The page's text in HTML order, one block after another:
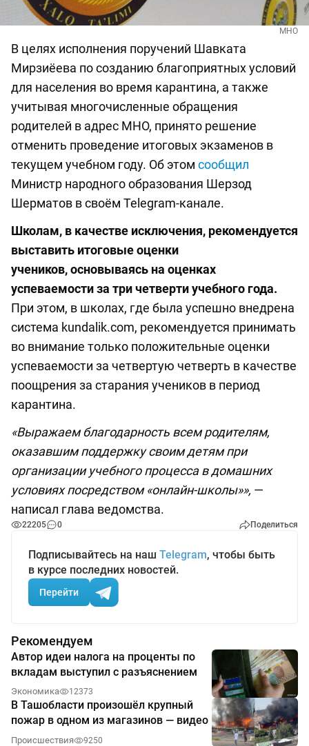
МНО
В целях исполнения поручений Шавката
Мирзиёева по созданию благоприятных условий
для населения во время карантина, а также
учитывая многочисленные обращения
родителей в адрес МНО, принято решение
отменить проведение итоговых экзаменов в
текущем учебном году. Об этом сообщил
Министр народного образования Шерзод
Шерматов в своём Telegram-канале.
Школам, в качестве исключения, рекомендуется
выставить итоговые оценки
учеников, основываясь на оценках
успеваемости за три четверти учебного года.
При этом, в школах, где была успешно внедрена
система kundalik.com, рекомендуется принимать
во внимание только положительные оценки
успеваемости за четвертую четверть в качестве
поощрения за старания учеников в период
карантина.
«Выражаем благодарность всем родителям,
оказавшим поддержку своим детям при
организации учебного процесса в домашних
условиях посредством «онлайн-школы»», —
написал глава ведомства.
22205 0 Поделиться
Подписывайтесь на наш Telegram, чтобы быть
в курсе последних новостей.
Перейти
Рекомендуем
Автор идеи налога на проценты по
вкладам выступил с разъяснением
Экономика 12373
В Ташобласти произошёл крупный
пожар в одном из магазинов — видео
Происшествия 9250